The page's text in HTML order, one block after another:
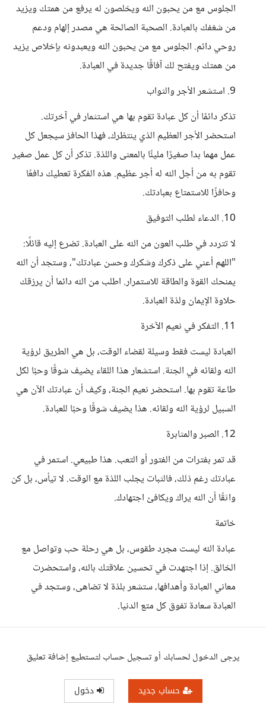
الجلوس مع من يحبون الله ويخلصون له يرفع من همتك ويزيد
من شغفك بالعبادة. الصحبة الصالحة هي مصدر إلهام ودعم
روحي دائم. الجلوس مع من يحبون الله ويعبدونه بإخلاص يزيد
من همتك ويفتح لك آفاقًا جديدة في العبادة.
9. استشعر الأجر والثواب
تذكر دائمًا أن كل عبادة تقوم بها هي استثمار في آخرتك.
استحضر الأجر العظيم الذي ينتظرك، فهذا الحافز سيجعل كل
عمل مهما بدا صغيرًا مليئًا بالمعنى واللذة. تذكر أن كل عمل صغير
تقوم به من أجل الله له أجر عظيم. هذه الفكرة تعطيك دافعًا
وحافزًا للاستمتاع بعبادتك.
10. الدعاء لطلب التوفيق
لا تتردد في طلب العون من الله على العبادة. تضرع إليه قائلًا:
"اللهم أعني على ذكرك وشكرك وحسن عبادتك"، وستجد أن الله
يمنحك القوة والطاقة للاستمرار. اطلب من الله دائما أن يرزقك
حلاوة الإيمان ولذة العبادة.
11. التفكر في نعيم الآخرة
العبادة ليست فقط وسيلة لقضاء الوقت، بل هي الطريق لرؤية
الله ولقائه في الجنة. استشعار هذا اللقاء يضيف شوقًا وحبًا لكل
طاعة تقوم بها. استحضر نعيم الجنة، وكيف أن عبادتك الآن هي
السبيل لرؤية الله ولقائه. هذا يضيف شوقًا وحبًا للعبادة.
12. الصبر والمثابرة
قد تمر بفترات من الفتور أو التعب. هذا طبيعي. استمر في
عبادتك رغم ذلك، فالثبات يجلب اللذة مع الوقت. لا تيأس، بل كن
واثقًا أن الله يراك ويكافئ اجتهادك.
خاتمة
عبادة الله ليست مجرد طقوس، بل هي رحلة حب وتواصل مع
الخالق. إذا اجتهدت في تحسين علاقتك بالله، واستحضرت
معاني العبادة وأهدافها، ستشعر بلذة لا تضاهى، وستجد في
العبادة سعادة تفوق كل متع الدنيا.
يرجى الدخول لحسابك أو تسجيل حساب لتستطيع إضافة تعليق
حساب جديد دخول